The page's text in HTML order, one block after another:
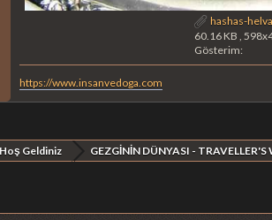
hashas-
60.16 KB ,
Gösterim:
https://www.insanvedoga.com
Geldiniz GEZGİNİN DÜNYASI - TRAVELLER'S